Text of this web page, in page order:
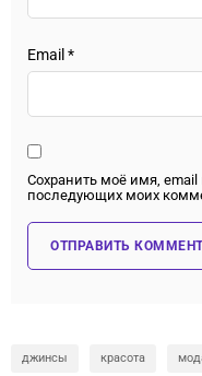
Email *
Сохранить моё имя, email
последующих моих
джинсы красота